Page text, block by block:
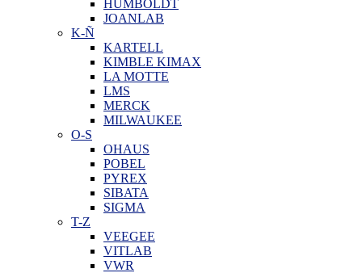
HUMBOLDT
JOANLAB
K-Ñ
KARTELL
KIMBLE KIMAX
LA MOTTE
LMS
MERCK
MILWAUKEE
O-S
OHAUS
POBEL
PYREX
SIBATA
SIGMA
T-Z
VEEGEE
VITLAB
VWR